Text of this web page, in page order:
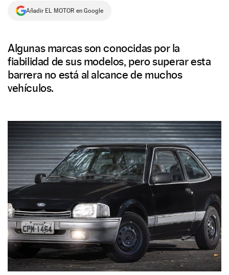
SÍGUENOS
Añadir EL MOTOR en Google
Algunas marcas son conocidas por la
fiabilidad de sus modelos, pero superar esta
barrera no está al alcance de muchos
vehículos.